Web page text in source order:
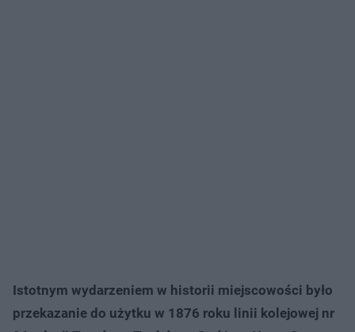
Istotnym wydarzeniem w historii miejscowości było
przekazanie do użytku w 1876 roku linii kolejowej nr